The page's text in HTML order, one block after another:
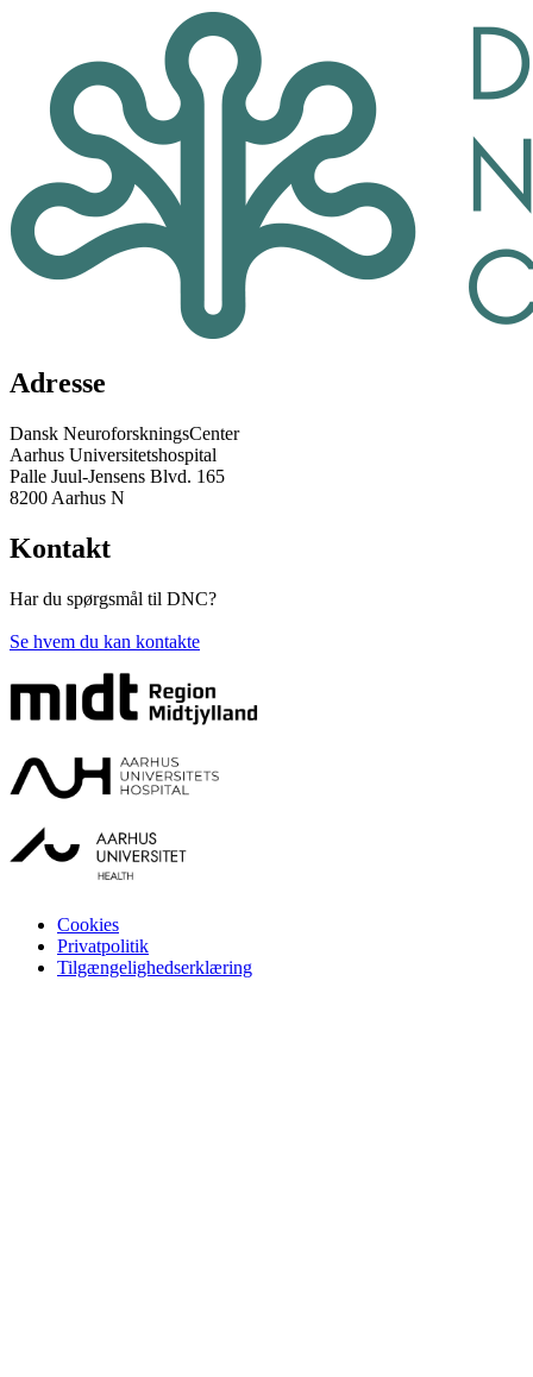
Adresse
Dansk NeuroforskningsCenter
Aarhus Universitetshospital
Palle Juul-Jensens Blvd. 165
8200 Aarhus N
Kontakt
Har du spørgsmål til DNC?
Se hvem du kan kontakte
Cookies
Privatpolitik
Tilgængelighedserklæring